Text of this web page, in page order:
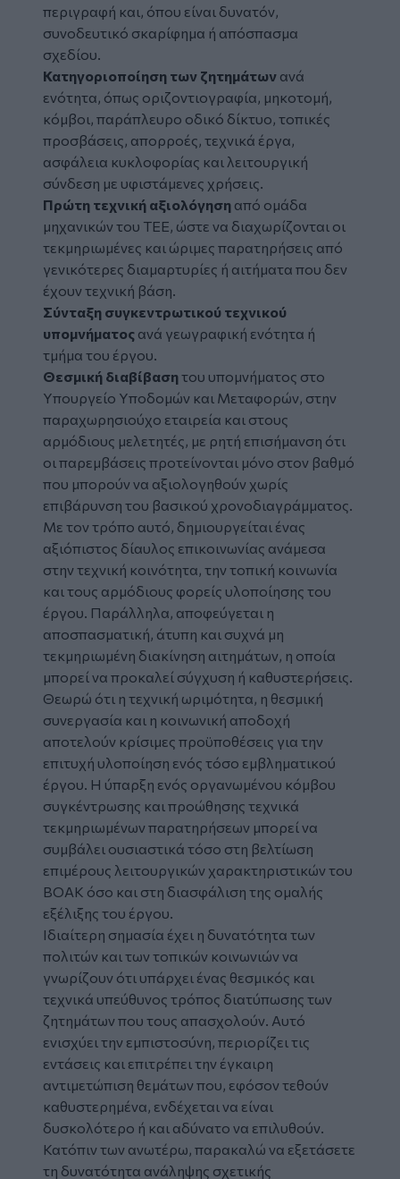
περιγραφή και, όπου είναι δυνατόν,
συνοδευτικό σκαρίφημα ή απόσπασμα
σχεδίου.
Κατηγοριοποίηση των ζητημάτων ανά
ενότητα, όπως οριζοντιογραφία, μηκοτομή,
κόμβοι, παράπλευρο οδικό δίκτυο, τοπικές
προσβάσεις, απορροές, τεχνικά έργα,
ασφάλεια κυκλοφορίας και λειτουργική
σύνδεση με υφιστάμενες χρήσεις.
Πρώτη τεχνική αξιολόγηση από ομάδα
μηχανικών του ΤΕΕ, ώστε να διαχωρίζονται οι
τεκμηριωμένες και ώριμες παρατηρήσεις από
γενικότερες διαμαρτυρίες ή αιτήματα που δεν
έχουν τεχνική βάση.
Σύνταξη συγκεντρωτικού τεχνικού
υπομνήματος ανά γεωγραφική ενότητα ή
τμήμα του έργου.
Θεσμική διαβίβασητου υπομνήματος στο
Υπουργείο Υποδομών και Μεταφορών, στην
παραχωρησιούχο εταιρεία και στους
αρμόδιους μελετητές, με ρητή επισήμανση ότι
οι παρεμβάσεις προτείνονται μόνο στον βαθμό
που μπορούν να αξιολογηθούν χωρίς
επιβάρυνση του βασικού χρονοδιαγράμματος.
Με τον τρόπο αυτό, δημιουργείται ένας
αξιόπιστος δίαυλος επικοινωνίας ανάμεσα
στην τεχνική κοινότητα, την τοπική κοινωνία
και τους αρμόδιους φορείς υλοποίησης του
έργου. Παράλληλα, αποφεύγεται η
αποσπασματική, άτυπη και συχνά μη
τεκμηριωμένη διακίνηση αιτημάτων, η οποία
μπορεί να προκαλεί σύγχυση ή καθυστερήσεις.
Θεωρώ ότι η τεχνική ωριμότητα, η θεσμική
συνεργασία και η κοινωνική αποδοχή
αποτελούν κρίσιμες προϋποθέσεις για την
επιτυχή υλοποίηση ενός τόσο εμβληματικού
έργου. Η ύπαρξη ενός οργανωμένου κόμβου
συγκέντρωσης και προώθησης τεχνικά
τεκμηριωμένων παρατηρήσεων μπορεί να
συμβάλει ουσιαστικά τόσο στη βελτίωση
επιμέρους λειτουργικών χαρακτηριστικών του
ΒΟΑΚ όσο και στη διασφάλιση της ομαλής
εξέλιξης του έργου.
Ιδιαίτερη σημασία έχει η δυνατότητα των
πολιτών και των τοπικών κοινωνιών να
γνωρίζουν ότι υπάρχει ένας θεσμικός και
τεχνικά υπεύθυνος τρόπος διατύπωσης των
ζητημάτων που τους απασχολούν. Αυτό
ενισχύει την εμπιστοσύνη, περιορίζει τις
εντάσεις και επιτρέπει την έγκαιρη
αντιμετώπιση θεμάτων που, εφόσον τεθούν
καθυστερημένα, ενδέχεται να είναι
δυσκολότερο ή και αδύνατο να επιλυθούν.
Κατόπιν των ανωτέρω, παρακαλώ να εξετάσετε
τη δυνατότητα ανάληψης σχετικής